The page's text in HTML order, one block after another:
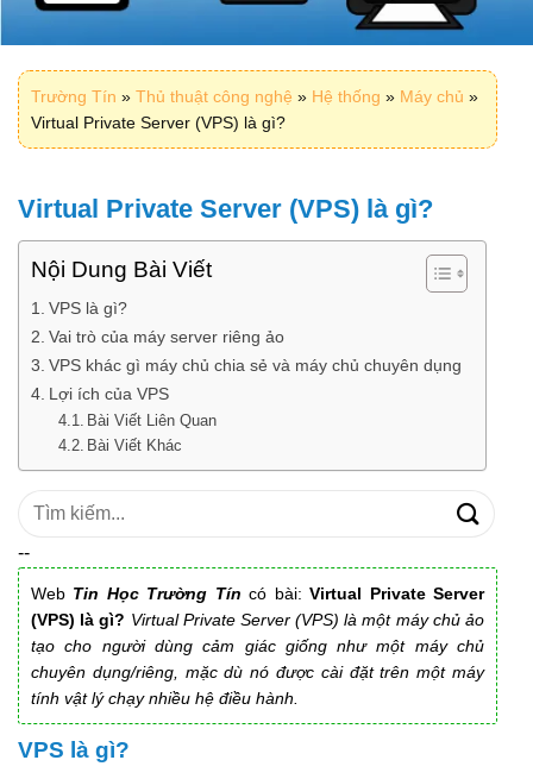
Trường Tín » Thủ thuật công nghệ » Hệ thống » Máy chủ »
Virtual Private Server (VPS) là gì?
Virtual Private Server (VPS) là gì?
Nội Dung Bài Viết
VPS là gì?
Vai trò của máy server riêng ảo
VPS khác gì máy chủ chia sẻ và máy chủ chuyên dụng
Lợi ích của VPS
Bài Viết Liên Quan
Bài Viết Khác
Tìm
--
Web Tin Học Trường Tíncó bài:Virtual Private Server
(VPS) là gì? Virtual Private Server (VPS) là một máy chủ ảo
tạo cho người dùng cảm giác giống như một máy chủ
chuyên dụng/riêng, mặc dù nó được cài đặt trên một máy
tính vật lý chạy nhiều hệ điều hành.
VPS là gì?